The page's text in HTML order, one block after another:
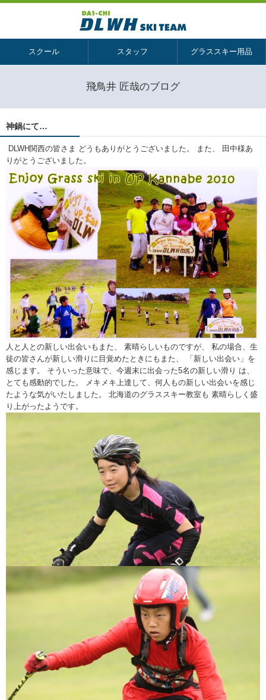
スクール スタッフ グラススキー用品
飛鳥井 匠哉のブログ
神鍋にて…
DLWH関西の皆さま どうもありがとうございました。 また、 田中様あ
りがとうございました。
人と人との新しい出会いもまた、 素晴らしいものですが、 私の場合、生
徒の皆さんが新しい滑りに目覚めたときにもまた、 「新しい出会い」を
感じます。 そういった意味で、今週末に出会った5名の新しい滑り は、
とても感動的でした。 メキメキ上達して、何人もの新しい出会いを感じ
たような気がいたしました。 北海道のグラススキー教室も 素晴らしく盛
り上がったようです。